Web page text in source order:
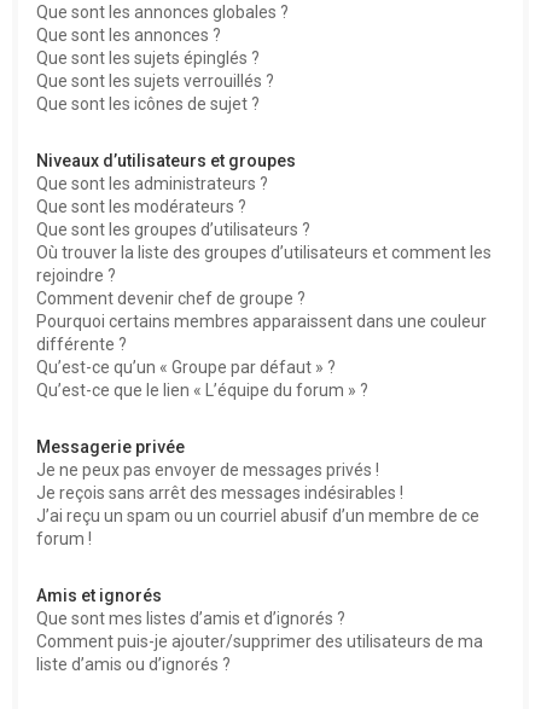
Que sont les annonces globales ?
Que sont les annonces ?
Que sont les sujets épinglés ?
Que sont les sujets verrouillés ?
Que sont les icônes de sujet ?
Niveaux d’utilisateurs et groupes
Que sont les administrateurs ?
Que sont les modérateurs ?
Que sont les groupes d’utilisateurs ?
Où trouver la liste des groupes d’utilisateurs et comment les
rejoindre ?
Comment devenir chef de groupe ?
Pourquoi certains membres apparaissent dans une couleur
différente ?
Qu’est-ce qu’un « Groupe par défaut » ?
Qu’est-ce que le lien « L’équipe du forum » ?
Messagerie privée
Je ne peux pas envoyer de messages privés !
Je reçois sans arrêt des messages indésirables !
J’ai reçu un spam ou un courriel abusif d’un membre de ce
forum !
Amis et ignorés
Que sont mes listes d’amis et d’ignorés ?
Comment puis-je ajouter/supprimer des utilisateurs de ma
liste d’amis ou d’ignorés ?